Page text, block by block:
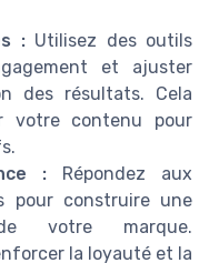
:Utilisez des outils
et ajuster
des résultats. Cela
votre contenu pour
: Répondez aux
pour construire une
votre marque.
la loyauté et la